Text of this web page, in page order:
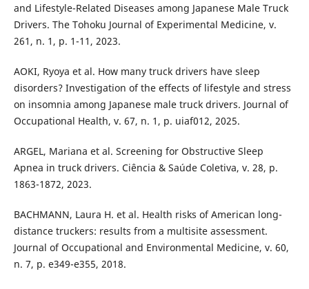
and Lifestyle-Related Diseases among Japanese Male Truck
Drivers. The Tohoku Journal of Experimental Medicine, v.
261, n. 1, p. 1-11, 2023.
AOKI, Ryoya et al. How many truck drivers have sleep
disorders? Investigation of the effects of lifestyle and stress
on insomnia among Japanese male truck drivers. Journal of
Occupational Health, v. 67, n. 1, p. uiaf012, 2025.
ARGEL, Mariana et al. Screening for Obstructive Sleep
Apnea in truck drivers. Ciência & Saúde Coletiva, v. 28, p.
1863-1872, 2023.
BACHMANN, Laura H. et al. Health risks of American long-
distance truckers: results from a multisite assessment.
Journal of Occupational and Environmental Medicine, v. 60,
n. 7, p. e349-e355, 2018.